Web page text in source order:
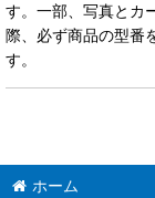
す。一部、写真とカ
際、必ず商品の型番
す。
ホーム